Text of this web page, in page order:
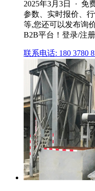
2025年3月3日 · 免
参数、实时报价、
等,您还可以发布询
B2B平台！登录/注
联系电话: 180 3780